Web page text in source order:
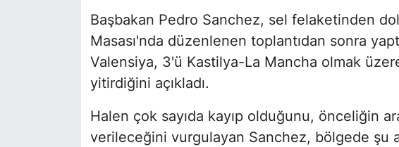
Başbakan Pedro Sanchez, sel felaketinden
Masası'nda düzenlenen toplantıdan sonra
Valensiya, 3'ü Kastilya-La Mancha olmak
yitirdiğini açıkladı.
Halen çok sayıda kayıp olduğunu, önceliğin
verileceğini vurgulayan Sanchez, bölgede şu